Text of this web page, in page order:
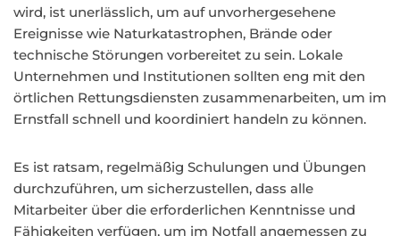
wird, ist unerlässlich, um auf unvorhergesehene
Ereignisse wie Naturkatastrophen, Brände oder
technische Störungen vorbereitet zu sein. Lokale
Unternehmen und Institutionen sollten eng mit den
örtlichen Rettungsdiensten zusammenarbeiten, um im
Ernstfall schnell und koordiniert handeln zu können.
Es ist ratsam, regelmäßig Schulungen und Übungen
durchzuführen, um sicherzustellen, dass alle
Mitarbeiter über die erforderlichen Kenntnisse und
Fähigkeiten verfügen, um im Notfall angemessen zu